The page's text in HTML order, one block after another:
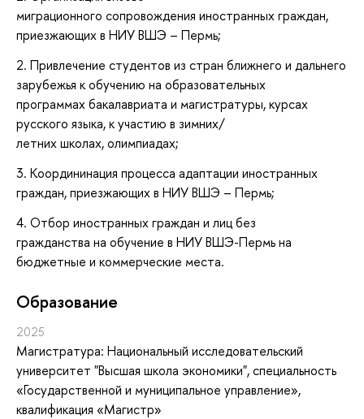
миграционного сопровождения иностранных граждан,
приезжающих в НИУ ВШЭ – Пермь;
2. Привлечение студентов из стран ближнего и дальнего
зарубежья к обучению на образовательных
программах бакалавриата и магистратуры, курсах
русского языка, к участию в зимних/
летних школах, олимпиадах;
3. Координинация процесса адаптации иностранных
граждан, приезжающих в НИУ ВШЭ – Пермь;
4. Отбор иностранных граждан и лиц без
гражданства на обучение в НИУ ВШЭ-Пермь на
бюджетные и коммерческие места.
Oбразование
2025
Магистратура: Национальный исследовательский
университет "Высшая школа экономики", специальность
«Государственной и муниципальное управление»,
квалификация «Магистр»